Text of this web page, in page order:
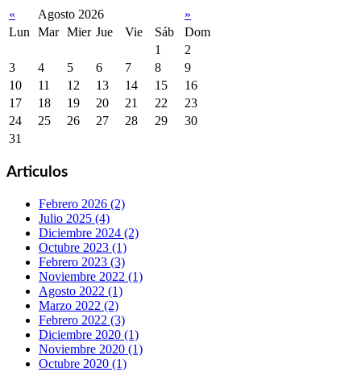
« Agosto 2026
»
Lun
Mar Mier Jue Vie Sáb
Dom
1
2
3
4 5 6 7 8
9
10
11 12 13 14 15
16
17
18 19 20 21 22
23
24
25 26 27 28 29
30
31
Articulos
Febrero 2026 (2)
Julio 2025 (4)
Diciembre 2024 (2)
Octubre 2023 (1)
Febrero 2023 (3)
Noviembre 2022 (1)
Agosto 2022 (1)
Marzo 2022 (2)
Febrero 2022 (3)
Diciembre 2020 (1)
Noviembre 2020 (1)
Octubre 2020 (1)